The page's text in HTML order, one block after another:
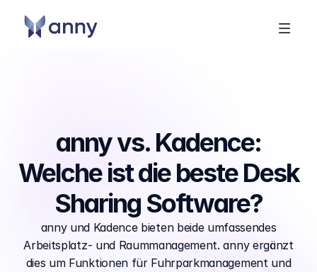
anny vs. Kadence:
Welche ist die beste Desk
Sharing Software?
anny und Kadence bieten beide umfassendes
Arbeitsplatz- und Raummanagement. anny ergänzt
dies um Funktionen für Fuhrparkmanagement und